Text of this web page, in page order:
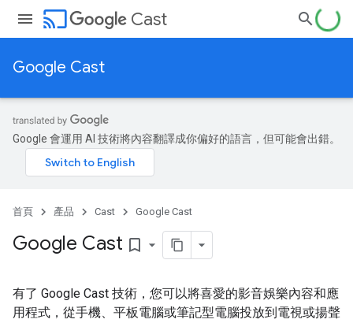
cast Cast
Google Cast
Google 會運用 AI 技術將內容翻譯成你偏好的語言，但可能會出錯。
首頁 產品 Cast Google Cast
Google Cast bookmark_border
有了 Google Cast 技術，您可以將喜愛的影音娛樂內容和應
用程式，從手機、平板電腦或筆記型電腦投放到電視或揚聲